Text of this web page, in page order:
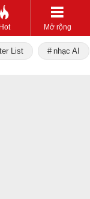
Hot Mở rộng
List nhạc AI